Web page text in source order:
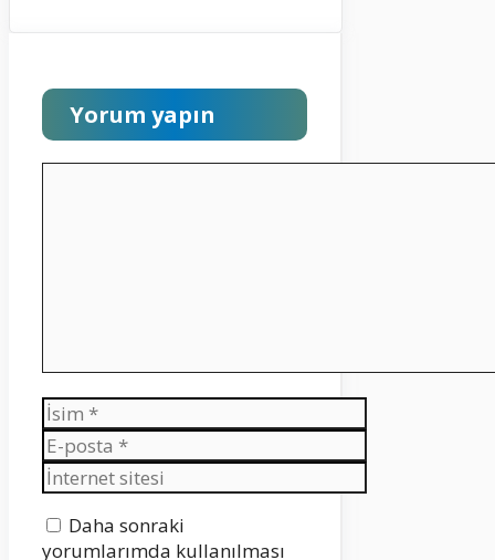
Yorum yapın
İsim
E-
posta
İnternet
sitesi
Daha sonraki
yorumlarımda kullanılması